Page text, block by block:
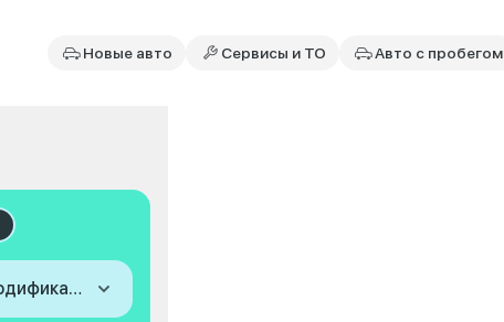
Новые авто Сервисы и ТО Авто с пробегом
Модификация